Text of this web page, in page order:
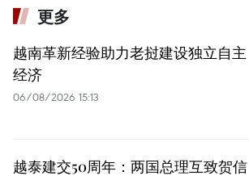
更多
越南革新经验助力老挝建设独立自主
经济
06/08/2026 15:13
越泰建交50周年：两国总理互致贺信